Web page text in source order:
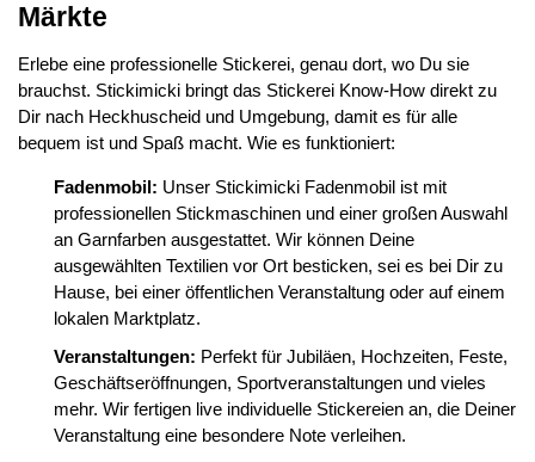
Märkte
Erlebe eine professionelle Stickerei, genau dort, wo Du sie
brauchst. Stickimicki bringt das Stickerei Know-How direkt zu
Dir nach Heckhuscheid und Umgebung, damit es für alle
bequem ist und Spaß macht. Wie es funktioniert:
Fadenmobil: Unser Stickimicki Fadenmobil ist mit
professionellen Stickmaschinen und einer großen Auswahl
an Garnfarben ausgestattet. Wir können Deine
ausgewählten Textilien vor Ort besticken, sei es bei Dir zu
Hause, bei einer öffentlichen Veranstaltung oder auf einem
lokalen Marktplatz.
Veranstaltungen: Perfekt für Jubiläen, Hochzeiten, Feste,
Geschäftseröffnungen, Sportveranstaltungen und vieles
mehr. Wir fertigen live individuelle Stickereien an, die Deiner
Veranstaltung eine besondere Note verleihen.